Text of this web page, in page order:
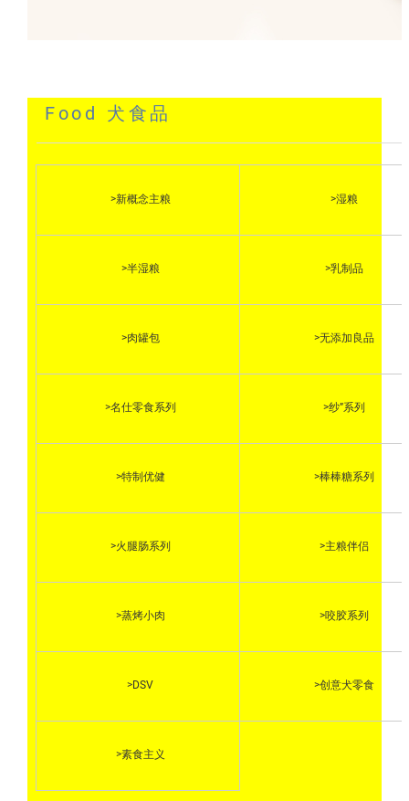
Food 犬食品
>新概念主粮
>半湿粮
>肉罐包
>名仕零食系列
>特制优健
>火腿肠系列
>蒸烤小肉
>DSV
>素食主义
>湿粮
>乳制品
>无添加良品
>纱”系列
>棒棒糖系列
>主粮伴侣
>咬胶系列
>创意犬零食